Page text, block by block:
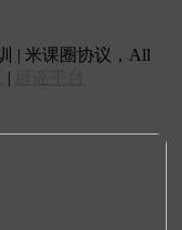
| 米课圈协议，All
|